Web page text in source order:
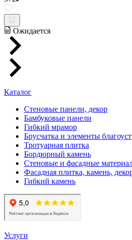
Ожидается
Каталог
Стеновые панели, декор
Бамбуковые панели
Гибкий мрамор
Брусчатка и элементы
Тротуарная плитка
Бордюрный камень
Стеновые и фасадные
Фасадная плитка, камень,
Гибкий камень
Услуги